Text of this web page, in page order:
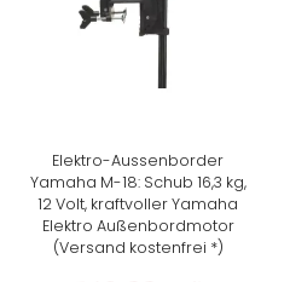
Elektro-Aussenborder
Yamaha M-18: Schub 16,3 kg,
12 Volt, kraftvoller Yamaha
Elektro Außenbordmotor
(Versand kostenfrei *)